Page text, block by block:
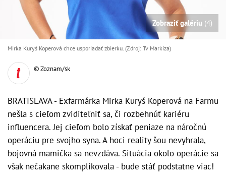
Zobraziť galériu (4)
Mirka Kuryś Koperová chce usporiadať zbierku. (Zdroj: Tv Markíza)
© Zoznam/sk
BRATISLAVA - Exfarmárka Mirka Kuryś Koperová na Farmu
nešla s cieľom zviditeľniť sa, či rozbehnúť kariéru
influencera. Jej cieľom bolo získať peniaze na náročnú
operáciu pre svojho syna. A hoci reality šou nevyhrala,
bojovná mamička sa nevzdáva. Situácia okolo operácie sa
však nečakane skomplikovala - bude stáť podstatne viac!